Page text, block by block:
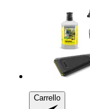
Carrello